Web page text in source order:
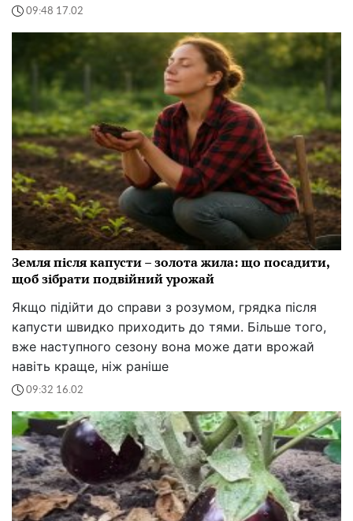
09:48 17.02
Земля після капусти – золота жила: що посадити,
щоб зібрати подвійний урожай
Якщо підійти до справи з розумом, грядка після
капусти швидко приходить до тями. Більше того,
вже наступного сезону вона може дати врожай
навіть краще, ніж раніше
09:32 16.02